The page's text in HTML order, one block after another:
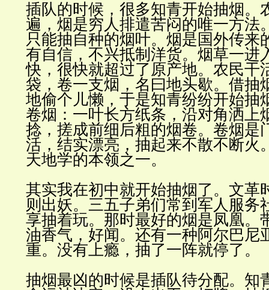
插队的时候，很多知青开始抽烟。
遍，烟是穷人排遣苦闷的唯一方法
只能抽自种的烟叶。烟是国外传来
有自信，不兴抵制洋货。烟草一进
快，很快就超过了原产地。农民干
袋，卷一支烟，名曰地头歇。借抽
地偷个儿懒，于是知青纷纷开始抽
卷烟：一叶长方纸条，沿对角洒上
捻，搓成前细后粗的烟卷。卷烟是
活，结实漂亮，抽起来不散不断火
天地学的本领之一。
其实我在初中就开始抽烟了。文革
则出妖。三五子弟们常到军人服务
享抽着玩。那时最好的烟是凤凰。
油香气，好闻。还有一种阿尔巴尼
重。没有上瘾，抽了一阵就停了。
抽烟最凶的时候是插队待分配。知